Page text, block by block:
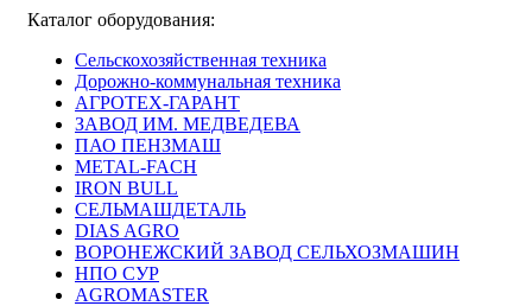
Каталог оборудования:
Сельскохозяйственная техника
Дорожно-коммунальная техника
АГРОТЕХ-ГАРАНТ
ЗАВОД ИМ. МЕДВЕДЕВА
ПАО ПЕНЗМАШ
METAL-FACH
IRON BULL
СЕЛЬМАШДЕТАЛЬ
DIAS AGRO
ВОРОНЕЖСКИЙ ЗАВОД СЕЛЬХОЗМАШИН
НПО СУР
AGROMASTER